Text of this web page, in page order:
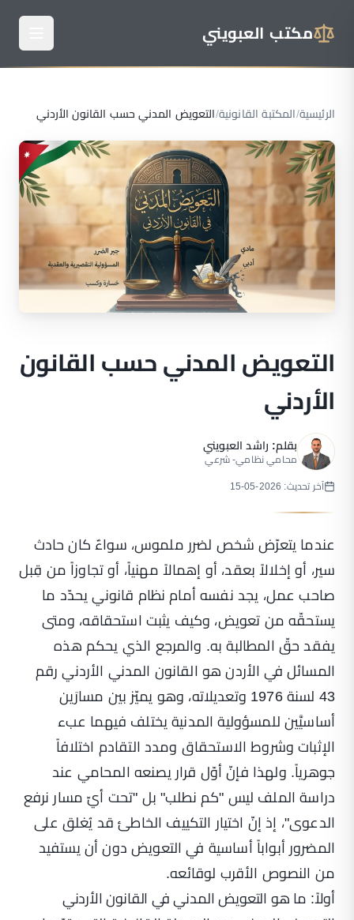
مكتب العبويني
الرئيسية/المكتبة القانونية/التعويض المدني حسب القانون الأردني
التعويض المدني حسب القانون
الأردني
بقلم: راشد العبويني
محامي نظامي- شرعي
آخر تحديث: 2026-05-15
عندما يتعرّض شخص لضرر ملموس، سواءٌ كان حادث
سير، أو إخلالاً بعقد، أو إهمالاً مهنياً، أو تجاوزاً من قِبل
صاحب عمل، يجد نفسه أمام نظام قانوني يحدّد ما
يستحقّه من تعويض، وكيف يثبت استحقاقه، ومتى
يفقد حقّ المطالبة به. والمرجع الذي يحكم هذه
المسائل في الأردن هو القانون المدني الأردني رقم
43 لسنة 1976 وتعديلاته، وهو يميّز بين مسارَين
أساسيَّين للمسؤولية المدنية يختلف فيهما عبء
الإثبات وشروط الاستحقاق ومدد التقادم اختلافاً
جوهرياً. ولهذا فإنّ أوّل قرار يصنعه المحامي عند
دراسة الملف ليس "كم نطلب" بل "تحت أيّ مسار نرفع
الدعوى"، إذ إنّ اختيار التكييف الخاطئ قد يُغلق على
المضرور أبواباً أساسية في التعويض دون أن يستفيد
من النصوص الأقرب لوقائعه.
أولاً: ما هو التعويض المدني في القانون الأردني